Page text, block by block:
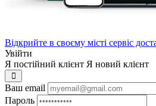
Відкрийте в своєму місті сервіс
Увійти
Я постійний клієнт Я новий клієнт
Ваш email
Пароль